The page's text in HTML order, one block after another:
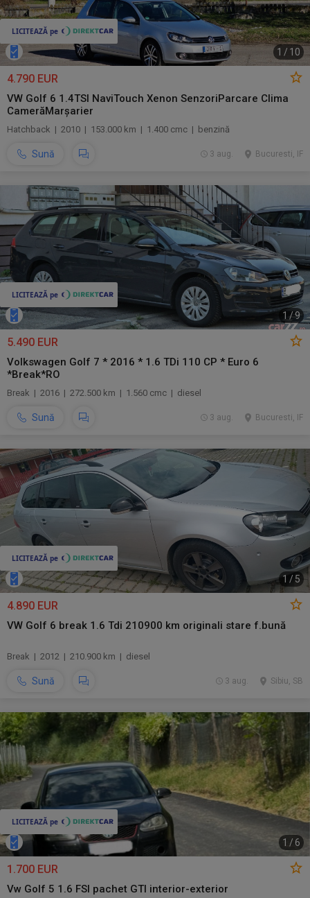
1 / 10
4.790 EUR
VW Golf 6 1.4TSI NaviTouch Xenon SenzoriParcare Clima
CamerăMarșarier
Hatchback | 2010 | 153.000 km | 1.400 cmc | benzină
Sună Bucuresti, IF
3 aug.
1 /9
5.490 EUR
Volkswagen Golf 7 * 2016 * 1.6 TDi 110 CP * Euro 6
*Break*RO
Break | 2016 | 272.500 km | 1.560 cmc | diesel
Sună Bucuresti, IF
3 aug.
1 / 5
4.890 EUR
VW Golf 6 break 1.6 Tdi 210900 km originali stare f.bună
Break | 2012 | 210.900 km | diesel
Sună Sibiu, SB
3 aug.
1 / 6
1.700 EUR
Vw Golf 5 1.6 FSI pachet GTI interior-exterior